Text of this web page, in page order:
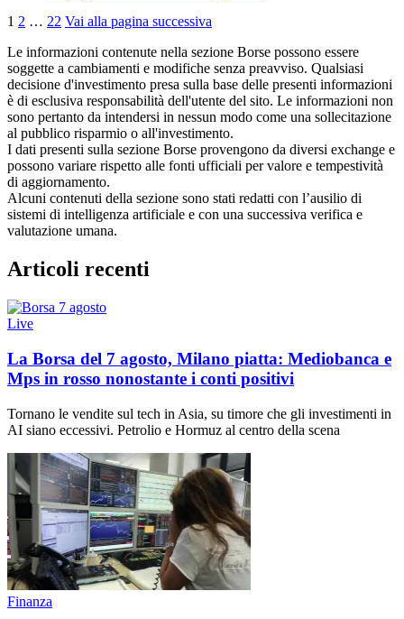
1 2 … 22 Vai alla pagina successiva
Le informazioni contenute nella sezione Borse possono essere
soggette a cambiamenti e modifiche senza preavviso. Qualsiasi
decisione d'investimento presa sulla base delle presenti informazioni
è di esclusiva responsabilità dell'utente del sito. Le informazioni non
sono pertanto da intendersi in nessun modo come una sollecitazione
al pubblico risparmio o all'investimento.
I dati presenti sulla sezione Borse provengono da diversi exchange e
possono variare rispetto alle fonti ufficiali per valore e tempestività
di aggiornamento.
Alcuni contenuti della sezione sono stati redatti con l’ausilio di
sistemi di intelligenza artificiale e con una successiva verifica e
valutazione umana.
Articoli recenti
Live
La Borsa del 7 agosto, Milano piatta: Mediobanca e
Mps in rosso nonostante i conti positivi
Tornano le vendite sul tech in Asia, su timore che gli investimenti in
AI siano eccessivi. Petrolio e Hormuz al centro della scena
Finanza